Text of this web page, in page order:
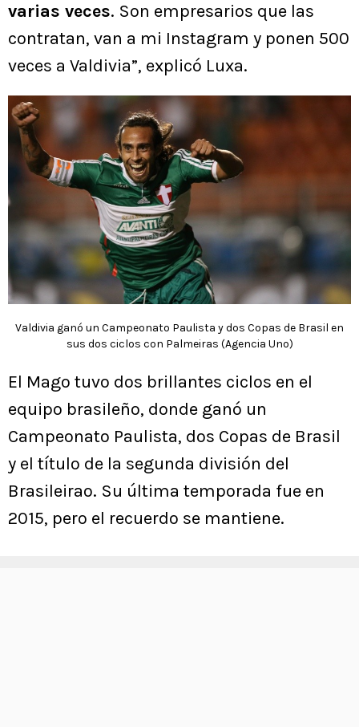
varias veces. Son empresarios que las
contratan, van a mi Instagram y ponen 500
veces a Valdivia”, explicó Luxa.
Valdivia ganó un Campeonato Paulista y dos Copas de Brasil en
sus dos ciclos con Palmeiras (Agencia Uno)
El Mago tuvo dos brillantes ciclos en el
equipo brasileño, donde ganó un
Campeonato Paulista, dos Copas de Brasil
y el título de la segunda división del
Brasileirao. Su última temporada fue en
2015, pero el recuerdo se mantiene.